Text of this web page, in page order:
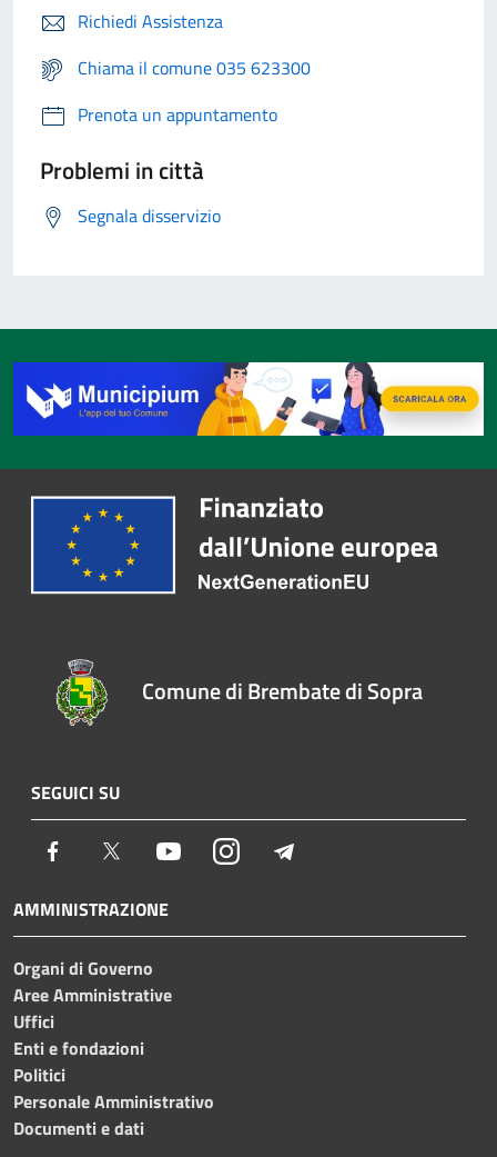
Richiedi Assistenza
Chiama il comune 035 623300
Prenota un appuntamento
Problemi in città
Segnala disservizio
Comune di Brembate di Sopra
SEGUICI SU
Facebook Twitter YoutubeInstagram
AMMINISTRAZIONE
Organi di Governo
Aree Amministrative
Uffici
Enti e fondazioni
Politici
Personale Amministrativo
Documenti e dati